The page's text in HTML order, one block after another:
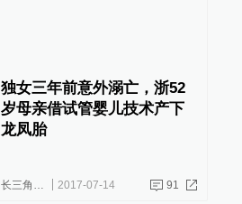
独女三年前意外溺亡，浙52
岁母亲借试管婴儿技术产下
龙凤胎
长三角政商 2017-07-14 91